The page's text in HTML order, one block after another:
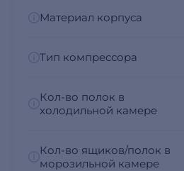
Материал корпуса
Тип компрессора
Кол-во полок в
холодильной камере
Кол-во ящиков/полок в
морозильной камере